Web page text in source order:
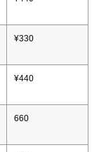
¥330
¥440
660